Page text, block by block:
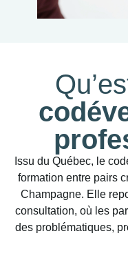
Issu du Québec, le
formation entre pairs
Champagne. Elle
consultation, où les
des problématiques,